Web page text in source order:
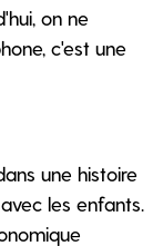
on ne
c'est une
une histoire
les enfants.